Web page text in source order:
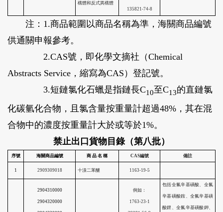
序號 海關商品編號 商品 名 稱
十溴二苯醚
注：1.商品範圍以商品名稱為準，海關商品編號
供通關申報參考。
2.CAS號，即化學文摘社（Chemical
Abstracts Service，縮寫為CAS）登記號。
3.短鏈氯化石蠟是指鏈長C10至C13的直鏈氯
化碳氫化合物，且氯含量按重量計超過48%，其在混
合物中的濃度按重量計大於或等於1%。
禁止出口貨物目錄（第八批）